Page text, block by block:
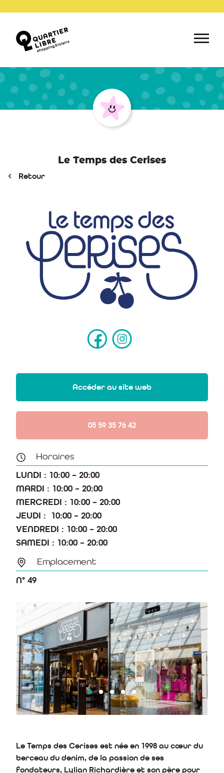
Le Temps des Cerises
Retour
Accéder au site web
05 59 35 76 42
Horaires
LUNDI : 10:00 – 20:00
MARDI : 10:00 – 20:00
MERCREDI : 10:00 – 20:00
JEUDI : 10:00 – 20:00
VENDREDI : 10:00 – 20:00
SAMEDI : 10:00 – 20:00
Emplacement
N° 49
Le Temps des Cerises est née en 1998 au cœur du
berceau du denim, de la passion de ses
fondateurs, Lylian Richardière et son père pour